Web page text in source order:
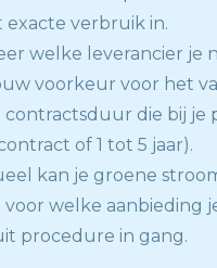
exacte verbruik in.
welke leverancier je
voorkeur voor het
contractsduur die bij je
of 1 tot 5 jaar).
kan je groene
voor welke aanbieding
procedure in gang.